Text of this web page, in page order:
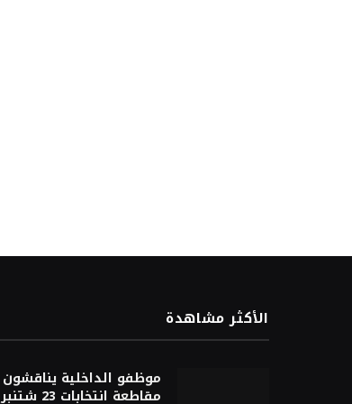
الأكثر مشاهدة
موظفو الداخلية يناقشون
مقاطعة انتخابات 23 شتنبر